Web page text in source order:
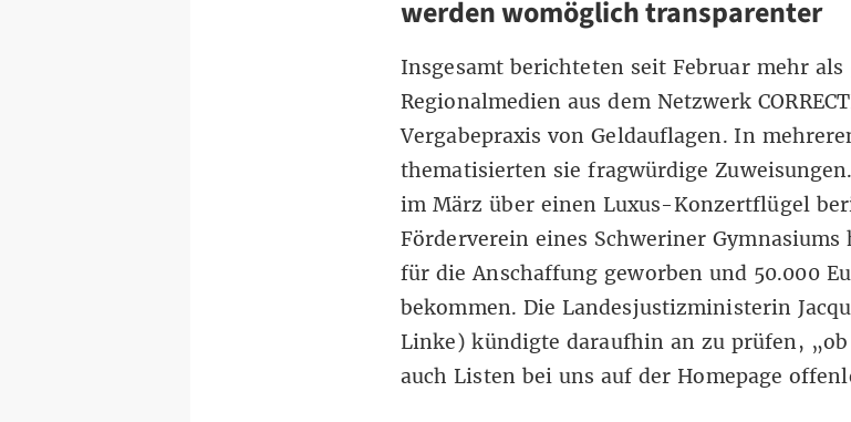
werden womöglich transparenter
Insgesamt berichteten seit Februar mehr
Regionalmedien aus dem Netzwerk
Vergabepraxis von Geldauflagen. In
thematisierten sie fragwürdige
im März über einen Luxus-Konzertflügel
Förderverein eines Schweriner
für die Anschaffung geworben und 50.000
bekommen. Die Landesjustizministerin
Linke) kündigte daraufhin an zu prüfen,
auch Listen bei uns auf der Homepage